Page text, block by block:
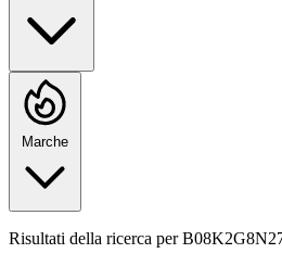
Marche
Risultati della ricerca per